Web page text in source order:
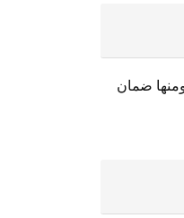
ضمان